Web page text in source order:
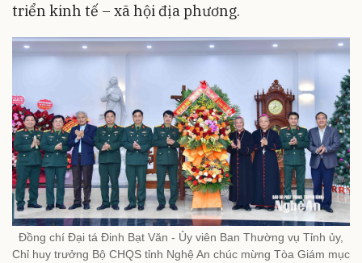
triển kinh tế – xã hội địa phương.
Đồng chí Đại tá Đinh Bạt Văn - Ủy viên Ban Thường vụ Tỉnh ủy,
Chỉ huy trưởng Bộ CHQS tỉnh Nghệ An chúc mừng Tòa Giám mục